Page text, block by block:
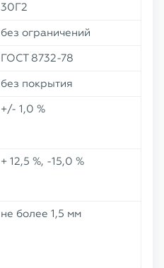
30Г2
без ограничений
ГОСТ 8732-78
без покрытия
+/- 1,0 %
+ 12,5 %, -15,0 %
не более 1,5 мм